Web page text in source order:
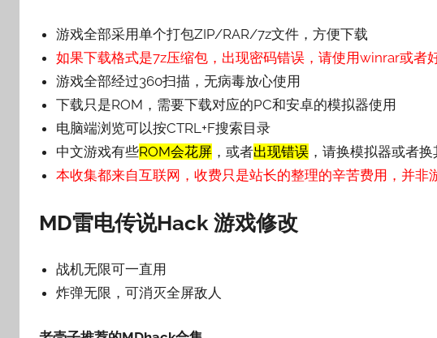
游戏全部采用单个打包ZIP/RAR/7z文件，方便下载
如果下载格式是7z压缩包，出现密码错误，请使用winrar或者
游戏全部经过360扫描，无病毒放心使用
下载只是ROM，需要下载对应的PC和安卓的模拟器使用
电脑端浏览可以按CTRL+F搜索目录
中文游戏有些ROM会花屏 ，或者出现错误 ，请换模拟器或者
本收集都来自互联网，收费只是站长的整理的辛苦费用，并非
MD雷电传说Hack 游戏修改
战机无限可一直用
炸弹无限，可消灭全屏敌人